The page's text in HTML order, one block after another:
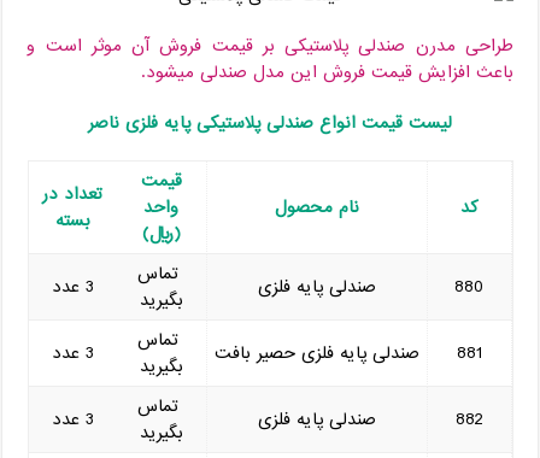
طراحی مدرن صندلی پلاستیکی بر قیمت فروش آن موثر است و
باعث افزایش قیمت فروش این مدل صندلی میشود.
لیست قیمت انواع صندلی پلاستیکی پایه فلزی ناصر
کد نام محصول
قیمت
واحد
(ریال)
تعداد در
بسته
880 صندلی پایه فلزی
تماس
بگیرید
3 عدد
881 صندلی پایه فلزی حصیر بافت
تماس
بگیرید
3 عدد
882 صندلی پایه فلزی
تماس
بگیرید
3 عدد